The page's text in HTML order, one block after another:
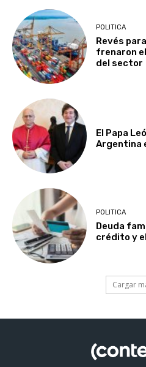
POLITICA
Revés
frenaron
del sector
El Papa
Argentina
POLITICA
Deuda
crédito y
Cargar